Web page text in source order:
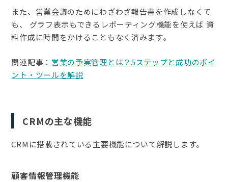
また、営業会議のためにわざわざ報告書を作成しなくて
も、 グラフ表示もできるレポーティング機能を使えば 資
料作成に時間をかけることもなく済みます。
関連記事： 営業の予実管理とは？5ステップと成功のポイ
ント・ツールを解説
CRMの主な機能
CRMに搭載されている主要機能について解説します。
顧客情報管理機能